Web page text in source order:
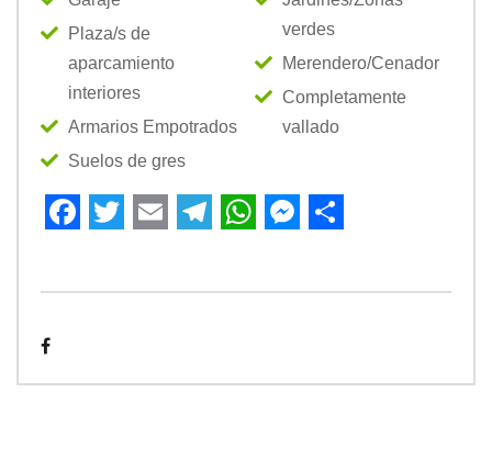
Plaza/s de
aparcamiento
interiores
Armarios Empotrados
Suelos de gres
verdes
Merendero/Cenador
Completamente
vallado